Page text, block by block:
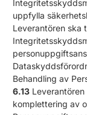
uppfylla
Leverantören ska
Behandling av
6.13
komplettering av